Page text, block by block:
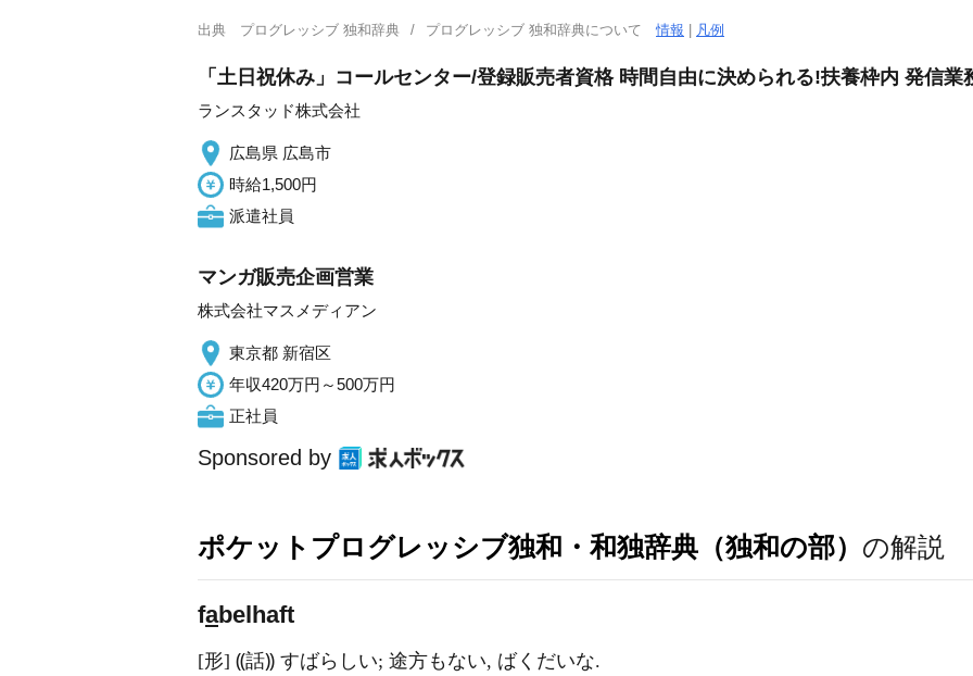
出典 プログレッシブ 独和辞典 プログレッシブ 独和辞典について情報 凡例
「土日祝休み」コールセンター/登録販売者資格 時間自由に決められる!扶養枠内 発信業
ランスタッド株式会社
広島県 広島市
時給1,500円
派遣社員
マンガ販売企画営業
株式会社マスメディアン
東京都 新宿区
年収420万円～500万円
正社員
Sponsored by
ポケットプログレッシブ独和・和独辞典（独和の部） の解説
fabelhaft
[形] ⸨話⸩ すばらしい; 途方もない, ばくだいな.